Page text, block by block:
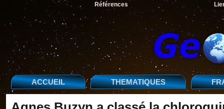
Références
ACCUEIL THEMATIQUES